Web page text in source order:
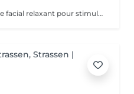
Ce soin comprend : Un massage facial relaxant pour stimuler la circulation sanguine, détendre les traits du visage et favoriser l'éclat naturel de la peau. Une exfoliation douce pour éliminer les cellules mortes et affiner le grain de peau. Une hydratation profonde pour nourrir et revitaliser la peau. Un masque à l'argile adapté à votre peau pour purifier, apaiser et redonner de l'éclat au teint. Les bienfaits : Peau plus douce et lumineuse Teint frais et éclatant Réduction des signes de fatigue Sensation profonde de détente et de bien-être Amélioration de la circulation et de l'oxygénation de la peau Prenez un moment pour vous et laissez votre peau retrouver tout son éclat naturel.